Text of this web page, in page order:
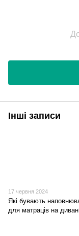
Інші записи
17 червня 2024
Які бувають
для матраців на